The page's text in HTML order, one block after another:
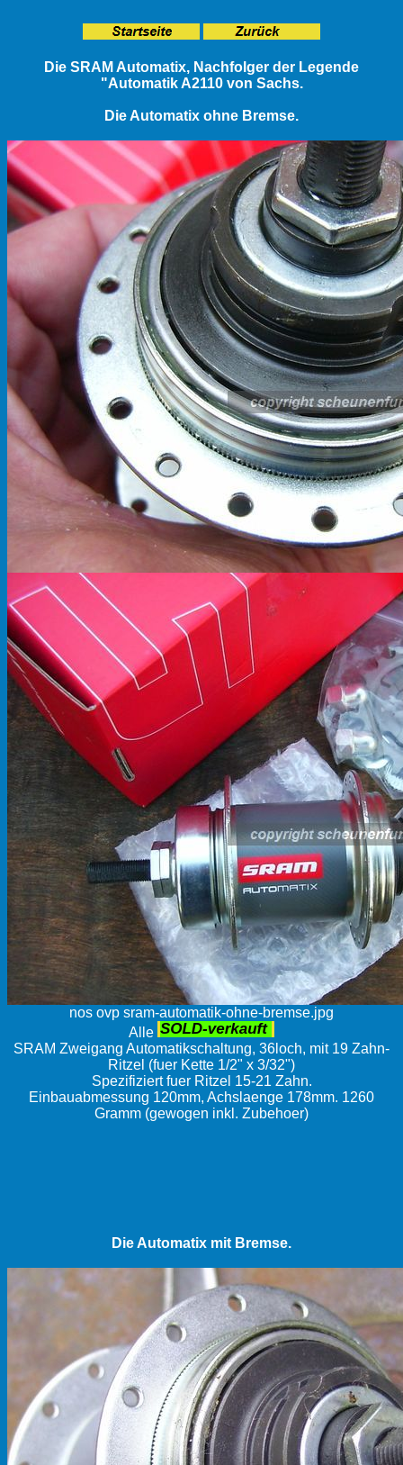
Die SRAM Automatix, Nachfolger der Legende
"Automatik A2110 von Sachs.
Die Automatix ohne Bremse.
nos ovp sram-automatik-ohne-bremse.jpg
Alle
SRAM Zweigang Automatikschaltung, 36loch, mit 19 Zahn-
Ritzel (fuer Kette 1/2" x 3/32")
Spezifiziert fuer Ritzel 15-21 Zahn.
Einbauabmessung 120mm, Achslaenge 178mm. 1260
Gramm (gewogen inkl. Zubehoer)
Die Automatix mit Bremse.